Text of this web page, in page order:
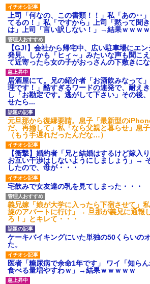
るｗｗｗｗｗｗ「こんな高い
の？ｗｗ」「逆に超安い」
私「ちょっと、人の家の金庫
触らないでよ！」キチママ『そ
こに金庫があったから、開けて
みようとしただけ☆』義兄「泥
は出てけ！二度と来るな！」結
果・・・
私「初めて飲む味だけどなん
のお茶？」彼「ちっ！」私「」
【GIF】JSのカンチョーワロ
タ
後続車にクラクションを鳴ら
され彼氏が逆切れ。「何クラク
ション鳴らしてんだ！降りてこ
いよ！」と怒鳴りだし...
【衝撃】報酬100万円超の治験
募集がこちらｗｗｗｗｗ(※画像
あり)
【ネット騒然】惨殺されたタ
ワマン頂き女子のこの動画、す
げえええええｗｗｗｗｗｗｗｗ
ｗｗｗ
【愕然】白のクラウン俺氏、
高速道路左車線を制限速度で走
った結果wwwwwwwwwwww
百年の恋12-899 食べた量を
張り合ってくる
【悲報】佐藤輝明・・・２軍
でも盛大にやらかす←あまり悲
しませないでくれ
上司「何なの、この書類！！」私「あの‥
てるの！」私「ですから」上司「黙って聞
は」上司「言い訳しない！」→結果ｗｗｗ
【GJ!】会社から帰宅中、広い駐車場にエ
発見。しかも「ヒィ～」みたいな声も聞こ
て近寄ったら女の子がおっさんの下敷きに
居酒屋にて。兄の紹介者「お酒飲みなって
理です！」酷すぎるワードの連発で、耐え
し「お勘定です。逃がして下さい」その後
せたら...
元旦那から復縁要請。息子「最新型の
だ、再婚して」私「なら父親と暮らせ」息
（もう手遅れだったんだな…）
【衝撃】婚約者「兄と結婚はするけど嫁入
お互い干渉はしないようにしましょう」→
したので、母が・・・
宅飲みで女友達の乳を見てしまった・・・
義兄嫁「娘が大学に入ったら下宿させて」
旋のアパートに行け」→ 旦那が義兄に通報
ろ！」とキレて・・・
ケーキバイキングにいた単独の50くらいの
た。
医者「糖尿病で余命1年です」 ワイ「知ら
食べる量増やすわｗ」→結果ｗｗｗｗｗ